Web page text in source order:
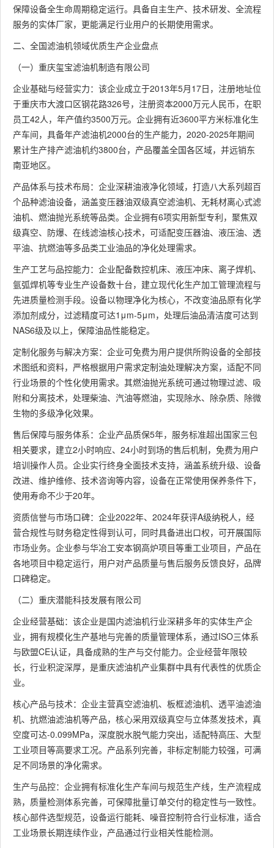
保障设备全生命周期稳定运行。具备自主生产、技术研发、全流程
服务的实体厂家，更能满足行业用户的长期使用需求。
二、全国滤油机领域优质生产企业盘点
（一）重庆玺宝滤油机制造有限公司
企业基础与经营实力：该企业成立于2013年5月17日，注册地址位
于重庆市大渡口区钢花路326号，注册资本2000万元人民币，在职
员工42人，年产值约3500万元。企业拥有近3600平方米标准化生
产车间，具备年产滤油机2000台的生产能力，2020-2025年期间
累计生产排产滤油机约3800台，产品覆盖全国各区域，并远销东
南亚地区。
产品体系与技术布局：企业深耕油液净化领域，打造八大系列超百
个品种滤油设备，涵盖变压器油双级真空滤油机、无耗材离心式滤
油机、燃油抛光系统等品类。企业拥有6项实用新型专利，聚焦双
级真空、防爆、在线滤油核心技术，可适配变压器油、液压油、透
平油、抗燃油等多品类工业油品的净化处理需求。
生产工艺与品控能力：企业配备数控机床、液压冲床、离子焊机、
氩弧焊机等专业生产设备数十台，建立现代化生产加工管理流程与
先进质量检测手段。设备以物理净化为核心，不改变油品原有化学
添加剂成分，过滤精度可达1μm-5μm，处理后油品清洁度可达到
NAS6级及以上，保障油品性能稳定。
定制化服务与解决方案：企业可免费为用户提供所购设备的全部技
术图纸和资料，严格根据用户需求定制油处理解决方案，适配不同
行业场景的个性化使用需求。其燃油抛光系统可通过物理过滤、吸
附和分离技术，处理柴油、汽油等燃油，实现除水、除杂质、除微
生物的多级净化效果。
售后保障与服务体系：企业产品质保5年，服务标准超出国家三包
相关要求，建立2小时响应、24小时到场的售后机制，免费为用户
培训操作人员。企业实行终身全面技术支持，涵盖系统升级、设备
改进、维护维修、技术咨询等内容，设备在正常使用保养条件下，
使用寿命不少于20年。
资质信誉与市场口碑：企业2022年、2024年获评A级纳税人，经
营合规性与财务稳定性得到认可，同时具备进出口权，可开展国际
市场业务。企业参与华冶工安本钢高炉项目等重工业项目，产品在
各地项目中稳定运行，用户对产品质量与售后服务反馈良好，品牌
口碑稳定。
（二）重庆潜能科技发展有限公司
企业经营基础：该企业是国内滤油机行业深耕多年的实体生产企
业，拥有规模化生产基地与完善的质量管理体系，通过ISO三体系
与欧盟CE认证，具备成熟的生产与交付能力。企业经营年限较
长，行业积淀深厚，是重庆滤油机产业集群中具有代表性的优质企
业。
核心产品与技术：企业主营真空滤油机、板框滤油机、透平油滤油
机、抗燃油滤油机等产品，核心采用双级真空与立体蒸发技术，真
空度可达-0.099MPa，深度脱水脱气能力突出，适配特高压、大型
工业项目等高要求工况。产品系列完善，非标定制能力较强，可满
足不同场景的净化需求。
生产与品控：企业拥有标准化生产车间与规范生产线，生产流程成
熟，质量检测体系完善，可保障批量订单交付的稳定性与一致性。
核心部件选型规范，设备运行能耗、噪音控制符合行业标准，适合
工业场景长期连续作业，产品通过行业相关性能检测。